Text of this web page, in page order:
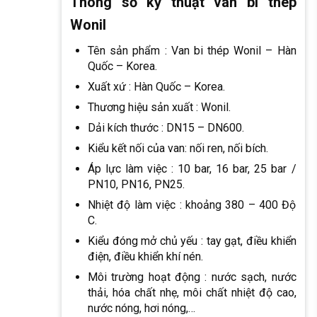
Wonil
Tên sản phẩm : Van bi thép Wonil – Hàn
Quốc – Korea.
Xuất xứ : Hàn Quốc – Korea.
Thương hiệu sản xuất : Wonil.
Dải kích thước : DN15 – DN600.
Kiểu kết nối của van: nối ren, nối bích.
Áp lực làm việc : 10 bar, 16 bar, 25 bar /
PN10, PN16, PN25.
Nhiệt độ làm việc : khoảng 380 – 400 Độ
C.
Kiểu đóng mở chủ yếu : tay gạt, điều khiển
điện, điều khiển khí nén.
Môi trường hoạt động : nước sạch, nước
thải, hóa chất nhẹ, môi chất nhiệt độ cao,
nước nóng, hơi nóng,…